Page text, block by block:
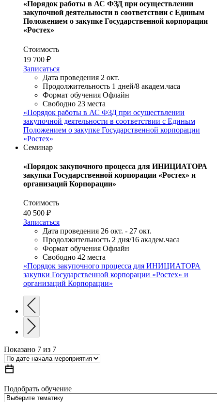
«Порядок работы в АС ФЗД при осуществлении
закупочной деятельности в соответствии с Единым
Положением о закупке Государственной корпорации
«Ростех»
Стоимость
19 700 ₽
Записаться
Дата проведения 2 окт.
Продолжительность 1 дней/8 академ.часа
Формат обучения Офлайн
Свободно 23 места
«Порядок работы в АС ФЗД при осуществлении
закупочной деятельности в соответствии с Единым
Положением о закупке Государственной корпорации
«Ростех»
Семинар
«Порядок закупочного процесса для ИНИЦИАТОРА
закупки Государственной корпорации «Ростех» и
организаций Корпорации»
Стоимость
40 500 ₽
Записаться
Дата проведения 26 окт. - 27 окт.
Продолжительность 2 дня/16 академ.часа
Формат обучения Офлайн
Свободно 42 места
«Порядок закупочного процесса для ИНИЦИАТОРА
закупки Государственной корпорации «Ростех» и
организаций Корпорации»
Показано 7 из 7
Подобрать обучение